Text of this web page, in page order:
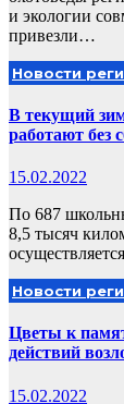
и экологии
привезли…
Новости
В текущий
работают без
15.02.2022
По 687
8,5 тысяч
Новости
Цветы к
действий
15.02.2022